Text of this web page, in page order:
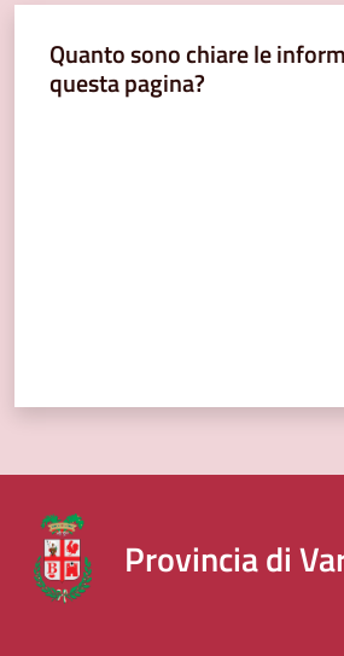
Servizi
Quanto sono chiare le
questa pagina?
Provincia di